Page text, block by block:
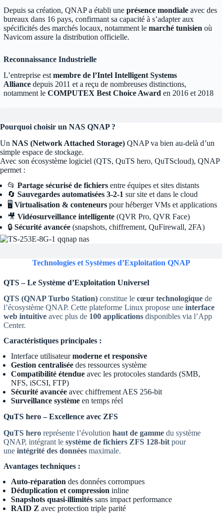
Depuis sa création, QNAP a établi uneprésence mondiale avec des
bureaux dans 16 pays, confirmant sa capacité à s’adapter aux
spécificités des marchés locaux, notamment lemarché tunisien où
Navicom assure la distribution officielle.
Reconnaissance Industrielle
L’entreprise estmembre de l’Intel Intelligent Systems
Alliance depuis 2011 et a reçu de nombreuses distinctions,
notamment leCOMPUTEX Best Choice Award en 2016 et 2018
Pourquoi choisir un NAS QNAP ?
Un NAS (Network Attached Storage) QNAP va bien au-delà d’un
simple espace de stockage.
Avec son écosystème logiciel (QTS, QuTS hero, QuTScloud), QNAP
permet :
📂 Partage sécurisé de fichiers entre équipes et sites distants
🔄 Sauvegardes automatisées 3-2-1 sur site et dans le cloud
🖥️ Virtualisation & conteneurs pour héberger VMs et applications
🎥 Vidéosurveillance intelligente (QVR Pro, QVR Face)
🔒 Sécurité avancée (snapshots, chiffrement, QuFirewall, 2FA)
Technologies et Systèmes d’Exploitation QNAP
QTS – Le Système d’Exploitation Universel
QTS (QNAP Turbo Station) constitue lecœur technologique de
l’écosystème QNAP. Cette plateforme Linux propose uneinterface
web intuitive avec plus de 100 applications disponibles via l’App
Center.
Caractéristiques principales :
Interface utilisateurmoderne et responsive
Gestion centralisée des ressources système
Compatibilité étendue avec les protocoles standards (SMB,
NFS, iSCSI, FTP)
Sécurité avancée avec chiffrement AES 256-bit
Surveillance système en temps réel
QuTS hero – Excellence avec ZFS
QuTS hero représente l’évolutionhaut de gamme du système
QNAP, intégrant lesystème de fichiers ZFS 128-bit pour
uneintégrité des données maximale.
Avantages techniques :
Auto-réparation des données corrompues
Déduplication et compression inline
Snapshots quasi-illimités sans impact performance
RAID Z avec protection triple parité